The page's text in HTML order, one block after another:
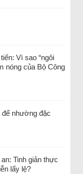
Vì sao “ngôi
nóng của Bộ Công
nhường đặc
Tinh giản thực
lấy lệ?